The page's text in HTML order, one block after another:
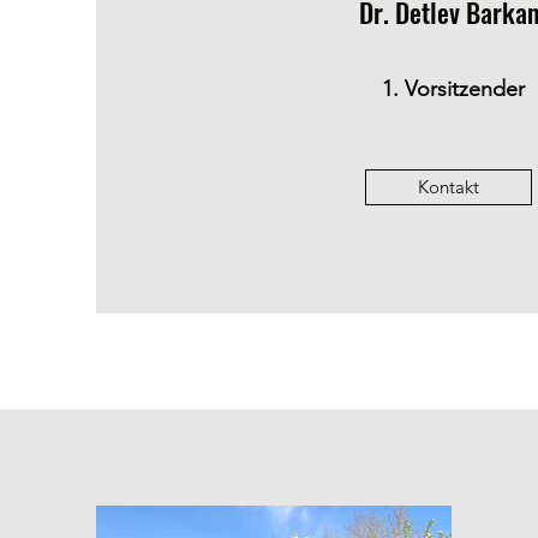
Dr. Detlev
1. Vorsitzender
Kontakt